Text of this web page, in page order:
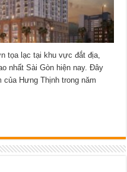
tọa lạc tại khu vực đắt địa,
nhất Sài Gòn hiện nay. Đây
Hưng Thịnh trong năm